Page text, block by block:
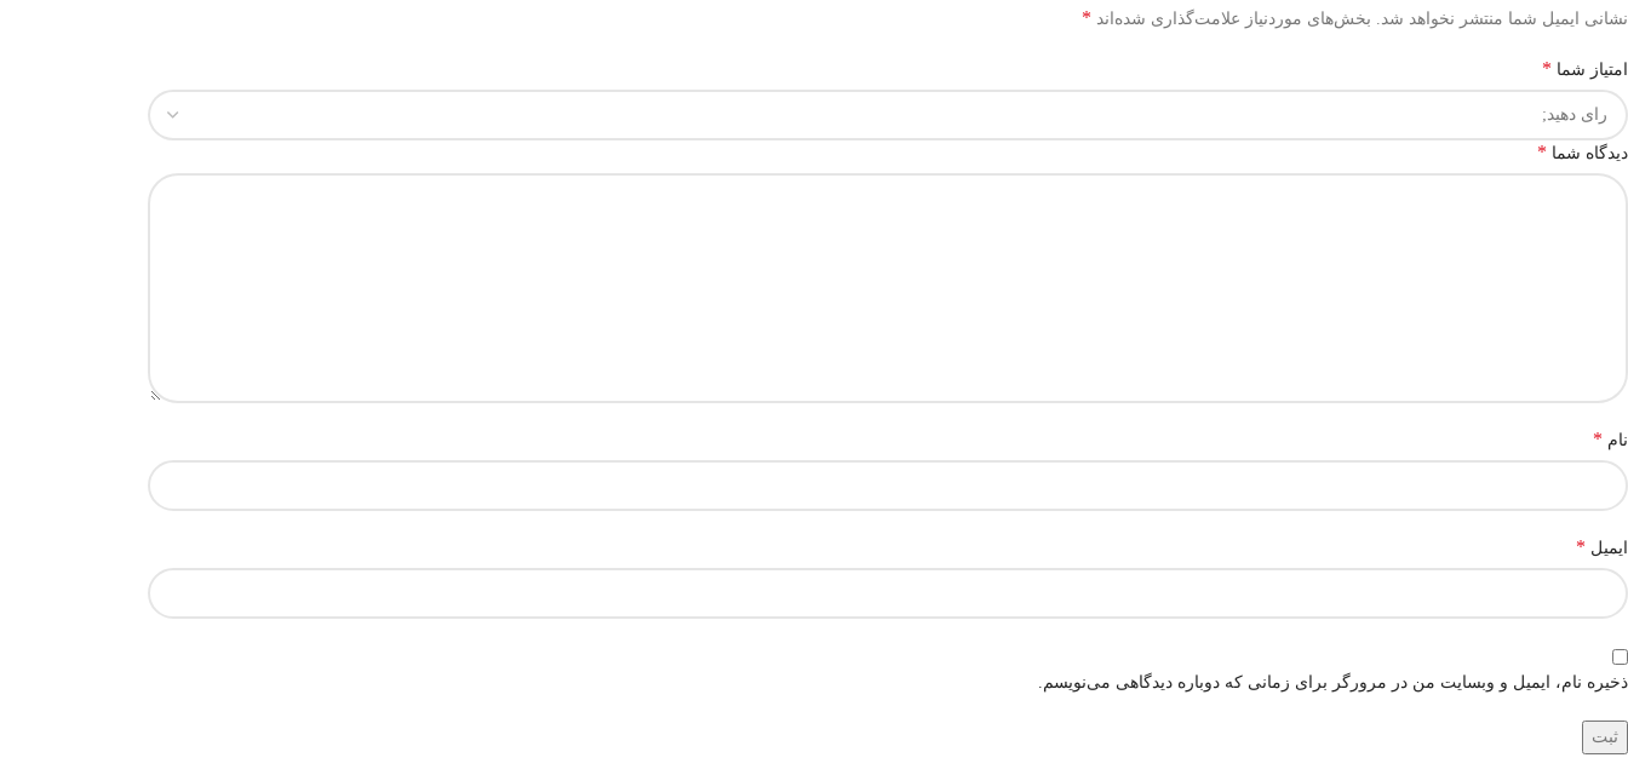
نشانی ایمیل شما منتشر نخواهد شد. بخش‌های موردنیاز علامت‌گذاری شده‌اند *
امتیاز شما *
دیدگاه شما *
نام *
ایمیل *
ذخیره نام، ایمیل و وبسایت من در مرورگر برای زمانی که دوباره دیدگاهی می‌نویسم.